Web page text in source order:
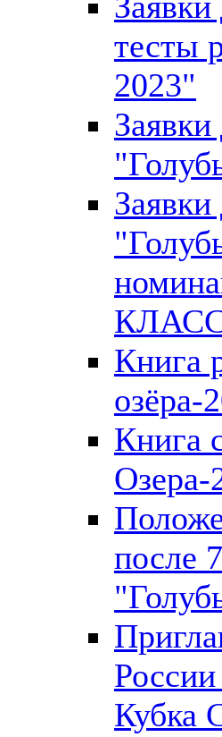
тесты
2023"
Книга
озёра-
Книга
Озера-
после
Кубка